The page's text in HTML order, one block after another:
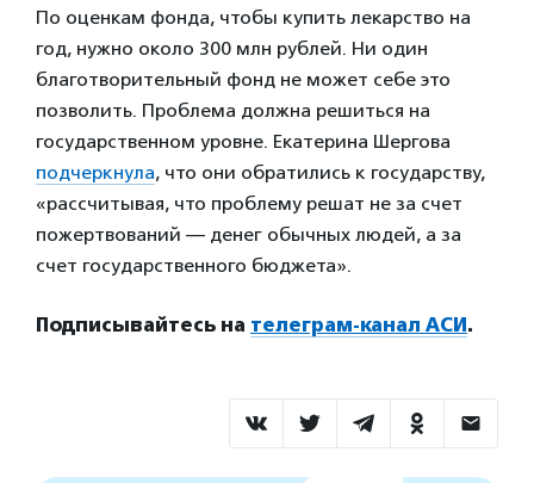
По оценкам фонда, чтобы купить лекарство на
год, нужно около 300 млн рублей. Ни один
благотворительный фонд не может себе это
позволить. Проблема должна решиться на
государственном уровне. Екатерина Шергова
подчеркнула, что они обратились к государству,
«рассчитывая, что проблему решат не за счет
пожертвований — денег обычных людей, а за
счет государственного бюджета».
Подписывайтесь на телеграм-канал АСИ .